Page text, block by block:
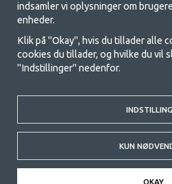
GetCamping.dk -
camping og
Camping kan enten være en livsstil eller
et fælles eventyr. Uanset hvilken
til at campere, så vi tilbyder rigtig
campingvogns-telte og alt andet
mål er at tilbyde det bedste
funktionalitet i hver priskategori. Du
hvis der er noget, du mangler
© 2020 GetCamping. All
indsamler vi oplysninger om
enheder.
Klik på "Okay", hvis du tillader alle
cookies du tillader, og hvilke du vil
"Indstillinger" nedenfor.
KUN
OKAY